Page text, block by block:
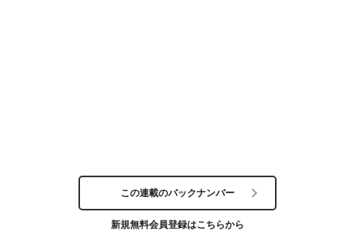
この連載のバックナンバー
新規無料会員登録はこちらから